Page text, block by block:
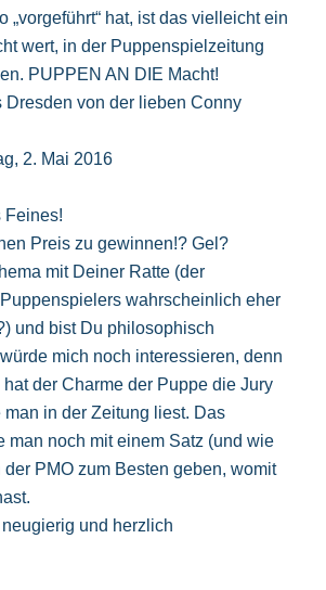
„vorgeführt“ hat, ist das vielleicht ein
wert, in der Puppenspielzeitung
PUPPEN AN DIE Macht!
Dresden von der lieben Conny
2. Mai 2016
Feines!
Preis zu gewinnen!? Gel?
mit Deiner Ratte (der
wahrscheinlich eher
und bist Du philosophisch
mich noch interessieren, denn
der Charme der Puppe die Jury
in der Zeitung liest. Das
man noch mit einem Satz (und wie
PMO zum Besten geben, womit
und herzlich